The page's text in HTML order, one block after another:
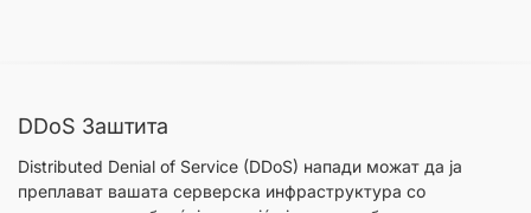
DDoS Заштита
Distributed Denial of Service (DDoS) напади можат да ја
преплават вашата серверска инфраструктура со